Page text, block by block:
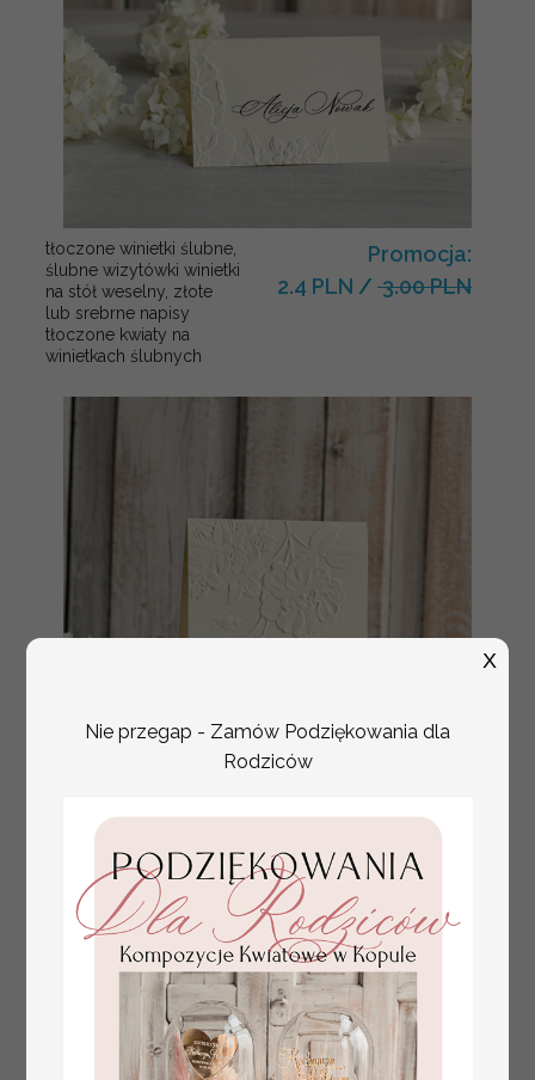
tłoczone winietki ślubne,
ślubne wizytówki winietki
na stół weselny, złote
lub srebrne napisy
tłoczone kwiaty na
winietkach ślubnych
Promocja:
2.4 PLN / 3.00 PLN
numerki na stół weselny
z tłoczonymi kwiatami,
eleganckie numerki na
stoły weselne, tłoczone
numerki na stół weselny,
dekoracja stołów
weselnych tłoczone
Promocja:
10 PLN/13.00 PLN
Nie przegap - Zamów Podziękowania dla
Rodziców
X